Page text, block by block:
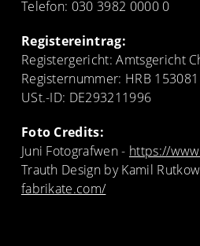
Telefon: 030 3982 0000 0
Registereintrag:
Registergericht: Amtsgericht
Registernummer: HRB
USt.-ID: DE293211996
Foto Credits:
Juni Fotografwen - https://
Trauth Design by Kamil
fabrikate.com/